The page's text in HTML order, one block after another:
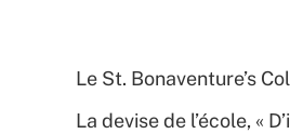
Le St. Bonaventure’s
La devise de l’école, «